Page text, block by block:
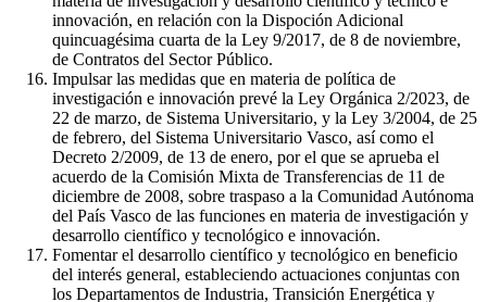
innovación, en relación con la Dispoción Adicional
quincuagésima cuarta de la Ley 9/2017, de 8 de noviembre,
de Contratos del Sector Público.
Impulsar las medidas que en materia de política de
investigación e innovación prevé la Ley Orgánica 2/2023, de
22 de marzo, de Sistema Universitario, y la Ley 3/2004, de 25
de febrero, del Sistema Universitario Vasco, así como el
Decreto 2/2009, de 13 de enero, por el que se aprueba el
acuerdo de la Comisión Mixta de Transferencias de 11 de
diciembre de 2008, sobre traspaso a la Comunidad Autónoma
del País Vasco de las funciones en materia de investigación y
desarrollo científico y tecnológico e innovación.
Fomentar el desarrollo científico y tecnológico en beneficio
del interés general, estableciendo actuaciones conjuntas con
los Departamentos de Industria, Transición Energética y